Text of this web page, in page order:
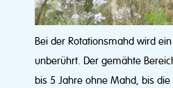
Bei der Rotationsmahd wird
unberührt. Der gemähte
bis 5 Jahre ohne Mahd, bis